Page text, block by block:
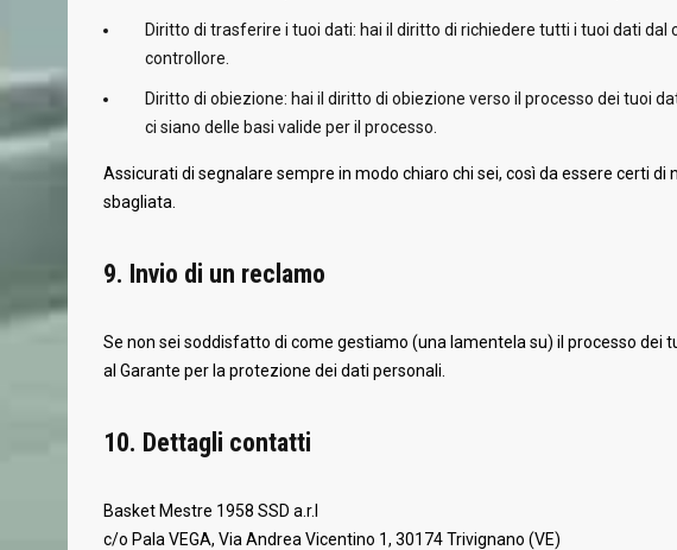
Diritto di trasferire i tuoi dati: hai il diritto di richiedere tutti i tuoi dati
controllore.
Diritto di obiezione: hai il diritto di obiezione verso il processo dei tuoi
ci siano delle basi valide per il processo.
Assicurati di segnalare sempre in modo chiaro chi sei, così da essere certi
sbagliata.
9. Invio di un reclamo
Se non sei soddisfatto di come gestiamo (una lamentela su) il processo dei
al Garante per la protezione dei dati personali.
10. Dettagli contatti
Basket Mestre 1958 SSD a.r.l
c/o Pala VEGA, Via Andrea Vicentino 1, 30174 Trivignano (VE)